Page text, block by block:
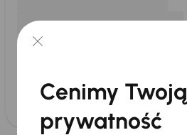
Cenimy Twoją
prywatność